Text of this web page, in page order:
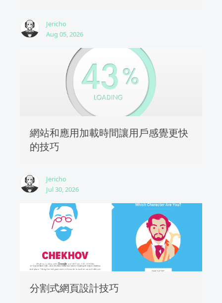
Jericho
Aug 05, 2026
網站和應用加載時間讓用戶感覺更快
的技巧
Jericho
Jul 30, 2026
分割式網頁設計技巧